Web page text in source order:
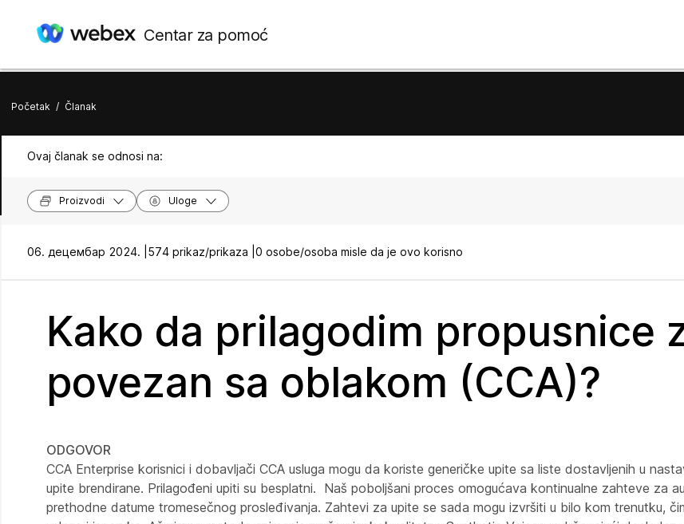
Centar za pomoć
Početak / Članak
Ovaj članak se odnosi na:
Proizvodi Uloge
06. децембар 2024. | 574 prikaz/prikaza | 0 osobe/osoba misle da je ovo korisno
Kako da prilagodim propusnice
povezan sa oblakom (CCA)?
ODGOVOR
CCA Enterprise korisnici i dobavljači CCA usluga mogu da koriste generičke upite sa liste dostavljenih u
upite brendirane. Prilagođeni upiti su besplatni. Naš poboljšani proces omogućava kontinualne zahteve za
prethodne datume tromesečnog prosleđivanja. Zahtevi za upite se sada mogu izvršiti u bilo kom trenutku,